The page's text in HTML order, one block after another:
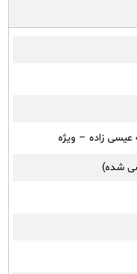
عیسی زاده – ویژه
شده)